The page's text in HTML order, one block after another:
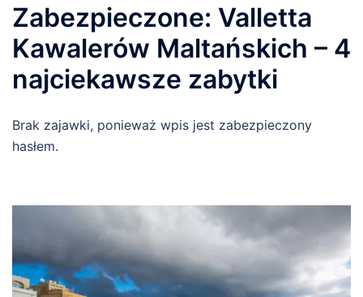
Zabezpieczone: Valletta
Kawalerów Maltańskich – 4
najciekawsze zabytki
Brak zajawki, ponieważ wpis jest zabezpieczony
hasłem.